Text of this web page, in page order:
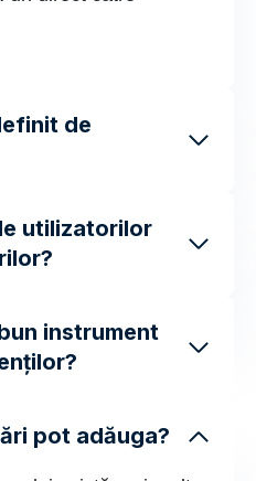
de
utilizatorilor
instrument
pot adăuga?